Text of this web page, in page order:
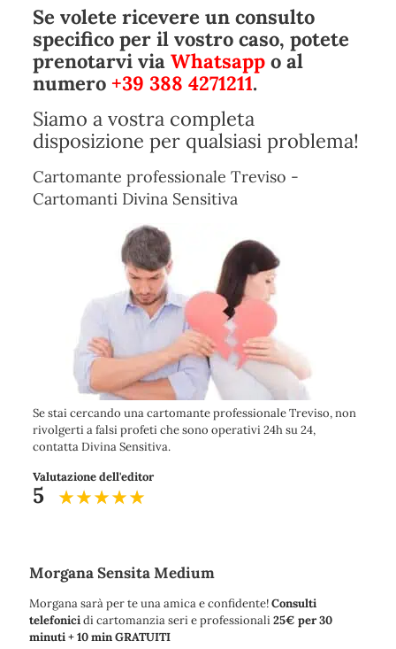
Se volete ricevere un consulto
specifico per il vostro caso, potete
prenotarvi via Whatsappo al
numero +39 388 4271211.
Siamo a vostra completa
disposizione per qualsiasi problema!
Cartomante professionale Treviso -
Cartomanti Divina Sensitiva
Se stai cercando una cartomante professionale Treviso, non
rivolgerti a falsi profeti che sono operativi 24h su 24,
contatta Divina Sensitiva.
Valutazione dell'editor
5
Morgana Sensita Medium
Morgana sarà per te una amica e confidente!Consulti
telefonicidi cartomanzia seri e professionali25€ per 30
minuti + 10 min GRATUITI